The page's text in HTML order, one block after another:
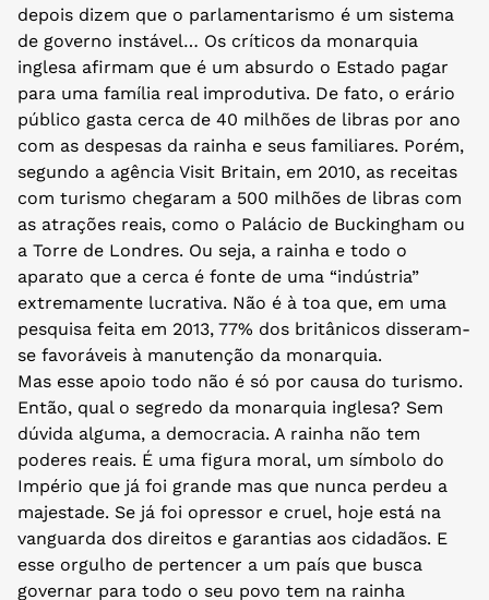
depois dizem que o parlamentarismo é um sistema
de governo instável… Os críticos da monarquia
inglesa afirmam que é um absurdo o Estado pagar
para uma família real improdutiva. De fato, o erário
público gasta cerca de 40 milhões de libras por ano
com as despesas da rainha e seus familiares. Porém,
segundo a agência Visit Britain, em 2010, as receitas
com turismo chegaram a 500 milhões de libras com
as atrações reais, como o Palácio de Buckingham ou
a Torre de Londres. Ou seja, a rainha e todo o
aparato que a cerca é fonte de uma “indústria”
extremamente lucrativa. Não é à toa que, em uma
pesquisa feita em 2013, 77% dos britânicos disseram-
se favoráveis à manutenção da monarquia.
Mas esse apoio todo não é só por causa do turismo.
Então, qual o segredo da monarquia inglesa? Sem
dúvida alguma, a democracia. A rainha não tem
poderes reais. É uma figura moral, um símbolo do
Império que já foi grande mas que nunca perdeu a
majestade. Se já foi opressor e cruel, hoje está na
vanguarda dos direitos e garantias aos cidadãos. E
esse orgulho de pertencer a um país que busca
governar para todo o seu povo tem na rainha